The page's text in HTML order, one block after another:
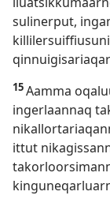
sulinerput,
15Aamma
ingerlaannaq
ittut